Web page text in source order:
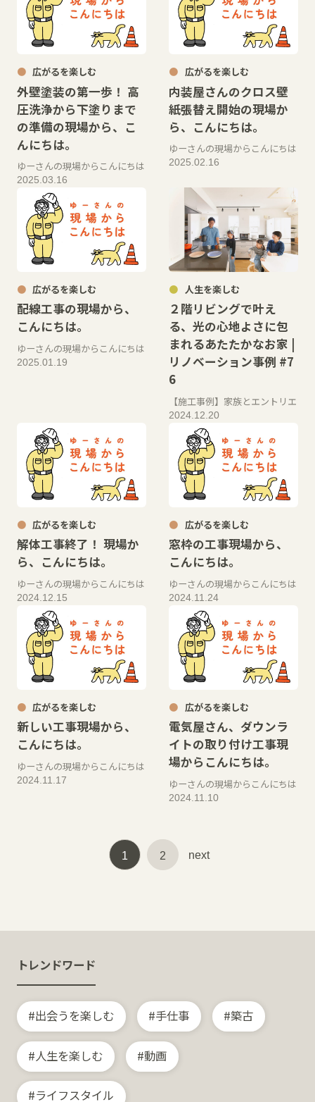
広がるを楽しむ
外壁塗装の第一歩！ 高
圧洗浄から下塗りまで
の準備の現場から、こ
んにちは。
2025.03.16
ゆーさんの現場からこんにちは
広がるを楽しむ
内装屋さんのクロス壁
紙張替え開始の現場か
ら、こんにちは。
2025.02.16
ゆーさんの現場からこんにちは
広がるを楽しむ
配線工事の現場から、
こんにちは。
2025.01.19
ゆーさんの現場からこんにちは
人生を楽しむ
２階リビングで叶え
る、光の心地よさに包
まれるあたたかなお家 |
リノベーション事例 #7
6
2024.12.20
【施工事例】家族とエントリエ
広がるを楽しむ
解体工事終了！ 現場か
ら、こんにちは。
2024.12.15
ゆーさんの現場からこんにちは
広がるを楽しむ
窓枠の工事現場から、
こんにちは。
2024.11.24
ゆーさんの現場からこんにちは
広がるを楽しむ
新しい工事現場から、
こんにちは。
2024.11.17
ゆーさんの現場からこんにちは
広がるを楽しむ
電気屋さん、ダウンラ
イトの取り付け工事現
場からこんにちは。
2024.11.10
ゆーさんの現場からこんにちは
1 2 next
トレンドワード
出会うを楽しむ 手仕事 築古
人生を楽しむ 動画
ライフスタイル